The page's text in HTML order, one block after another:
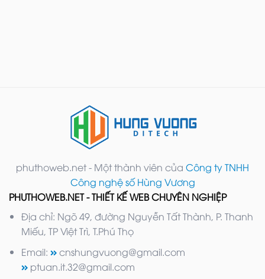
phuthoweb.net - Một thành viên của Công ty TNHH
Công nghệ số Hùng Vương
PHUTHOWEB.NET - THIẾT KẾ WEB CHUYÊN NGHIỆP
Địa chỉ: Ngõ 49, đường Nguyễn Tất Thành, P. Thanh
Miếu, TP Việt Trì, T.Phú Thọ
Email:
cnshungvuong@gmail.com
ptuan.it.32@gmail.com